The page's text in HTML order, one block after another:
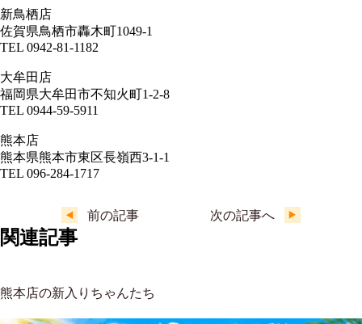
新鳥栖店
佐賀県鳥栖市轟木町1049-1
TEL 0942-81-1182
大牟田店
福岡県大牟田市不知火町1-2-8
TEL 0944-59-5911
熊本店
熊本県熊本市東区長嶺西3-1-1
TEL 096-284-1717
前の記事 次の記事へ
関連記事
熊本店の新入りちゃんたち